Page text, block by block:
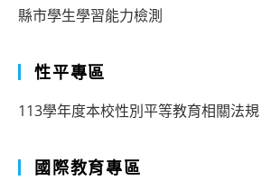
師
單
縣市學生學習能力檢測
性平專區
113學年度本校性別平等教育相關法規
國際教育專區